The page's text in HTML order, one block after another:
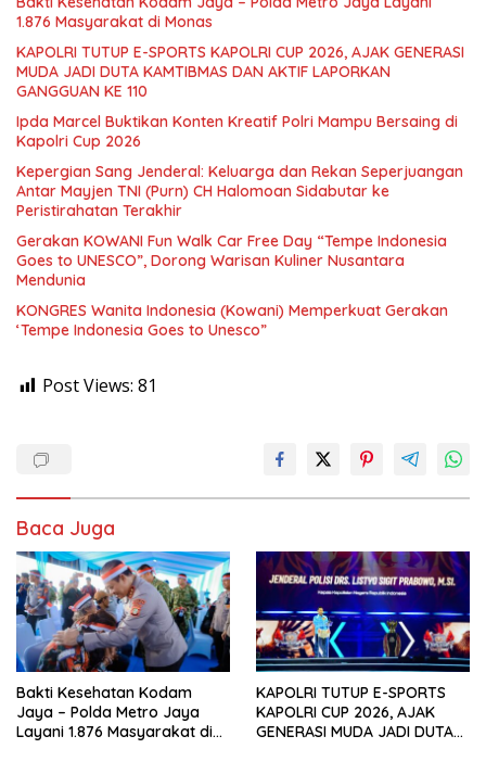
1.876 Masyarakat di Monas
KAPOLRI TUTUP E-SPORTS KAPOLRI CUP 2026, AJAK GENERASI
MUDA JADI DUTA KAMTIBMAS DAN AKTIF LAPORKAN
GANGGUAN KE 110
Ipda Marcel Buktikan Konten Kreatif Polri Mampu Bersaing di
Kapolri Cup 2026
Kepergian Sang Jenderal: Keluarga dan Rekan Seperjuangan
Antar Mayjen TNI (Purn) CH Halomoan Sidabutar ke
Peristirahatan Terakhir
Gerakan KOWANI Fun Walk Car Free Day “Tempe Indonesia
Goes to UNESCO”, Dorong Warisan Kuliner Nusantara
Mendunia
KONGRES Wanita Indonesia (Kowani) Memperkuat Gerakan
‘Tempe Indonesia Goes to Unesco”
Post Views: 81
Baca Juga
Bakti Kesehatan Kodam
Jaya – Polda Metro Jaya
Layani 1.876 Masyarakat di
KAPOLRI TUTUP E-SPORTS
KAPOLRI CUP 2026, AJAK
GENERASI MUDA JADI DUTA